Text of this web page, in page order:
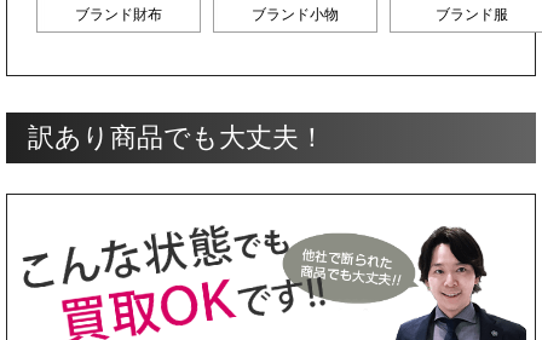
ブランド財布 ブランド小物 ブランド服
訳あり商品でも大丈夫！